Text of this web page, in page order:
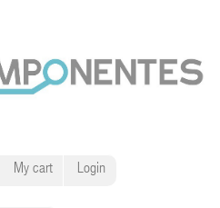
My cart Login